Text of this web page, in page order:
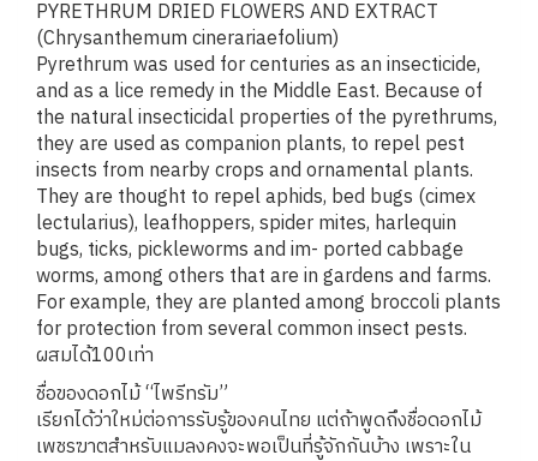
PYRETHRUM DRIED FLOWERS AND EXTRACT
(Chrysanthemum cinerariaefolium)
Pyrethrum was used for centuries as an insecticide,
and as a lice remedy in the Middle East. Because of
the natural insecticidal properties of the pyrethrums,
they are used as companion plants, to repel pest
insects from nearby crops and ornamental plants.
They are thought to repel aphids, bed bugs (cimex
lectularius), leafhoppers, spider mites, harlequin
bugs, ticks, pickleworms and im- ported cabbage
worms, among others that are in gardens and farms.
For example, they are planted among broccoli plants
for protection from several common insect pests.
ผสมได้100เท่า
ชื่อของดอกไม้ “ไพรีทรัม”
เรียกได้ว่าใหม่ต่อการรับรู้ของคนไทย แต่ถ้าพูดถึงชื่อดอกไม้
เพชรฆาตสำหรับแมลงคงจะพอเป็นที่รู้จักกันบ้าง เพราะใน